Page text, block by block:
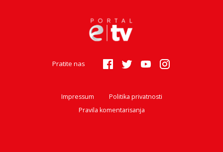
Pratite nas
Impressum
Politika privatnosti
Pravila komentarisanja